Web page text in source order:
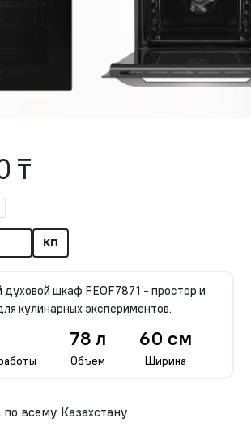
₸
КП
духовой шкаф FEOF7871 - простор и
кулинарных экспериментов.
78 л
Объем
60 см
Ширина
всему Казахстану